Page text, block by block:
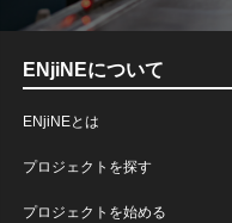
ENjiNEについて
ENjiNEとは
プロジェクトを探す
プロジェクトを始める